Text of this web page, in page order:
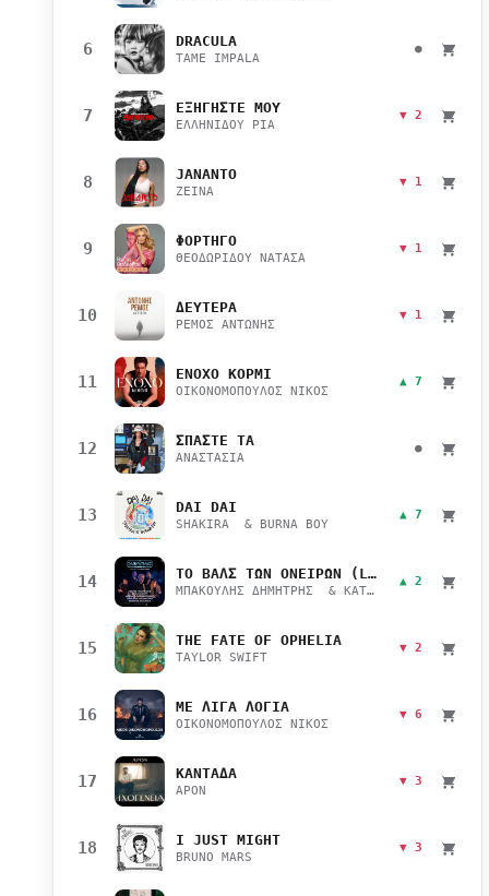
6 DRACULA
TAME IMPALA
●
7 ΕΞΗΓΗΣΤΕ ΜΟΥ
ΕΛΛΗΝΙΔΟΥ ΡΙΑ
▼ 2
8 JANANTO
ZEINA
▼ 1
9 ΦΟΡΤΗΓΟ
ΘΕΟΔΩΡΙΔΟΥ ΝΑΤΑΣΑ
▼ 1
10 ΔΕΥΤΕΡΑ
ΡΕΜΟΣ ΑΝΤΩΝΗΣ
▼ 1
11 ΕΝΟΧΟ ΚΟΡΜΙ
ΟΙΚΟΝΟΜΟΠΟΥΛΟΣ ΝΙΚΟΣ
▲ 7
12 ΣΠΑΣΤΕ ΤΑ
ΑΝΑΣΤΑΣΙΑ
●
13 DAI DAI
SHAKIRA & BURNA BOY
▲ 7
14 ΤΟ ΒΑΛΣ ΤΩΝ ΟΝΕΙΡΩΝ (LIVE)
ΜΠΑΚΟΥΛΗΣ ΔΗΜΗΤΡΗΣ & ΚΑΤΣΙΜΙΧΑ ΜΑΡΙΑΝΑ
▲ 2
15 THE FATE OF OPHELIA
TAYLOR SWIFT
▼ 2
16 ΜΕ ΛΙΓΑ ΛΟΓΙΑ
ΟΙΚΟΝΟΜΟΠΟΥΛΟΣ ΝΙΚΟΣ
▼ 6
17 ΚΑΝΤΑΔΑ
APON
▼ 3
18 I JUST MIGHT
BRUNO MARS
▼ 3